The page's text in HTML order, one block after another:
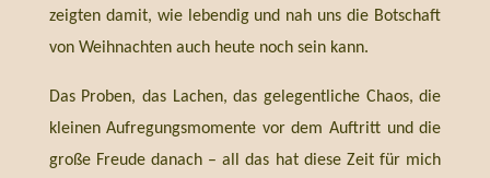
zeigten damit, wie lebendig und nah uns die Botschaft
von Weihnachten auch heute noch sein kann.
Das Proben, das Lachen, das gelegentliche Chaos, die
kleinen Aufregungsmomente vor dem Auftritt und die
große Freude danach – all das hat diese Zeit für mich